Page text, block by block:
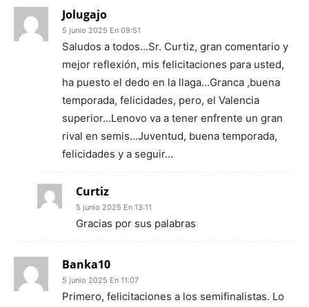
Jolugajo
5 junio 2025 En 09:51
Saludos a todos…Sr. Curtiz, gran comentario y
mejor reflexión, mis felicitaciones para usted,
ha puesto el dedo en la llaga…Granca ,buena
temporada, felicidades, pero, el Valencia
superior…Lenovo va a tener enfrente un gran
rival en semis…Juventud, buena temporada,
felicidades y a seguir…
Curtiz
5 junio 2025 En 13:11
Gracias por sus palabras
Banka10
5 junio 2025 En 11:07
Primero, felicitaciones a los semifinalistas. Lo